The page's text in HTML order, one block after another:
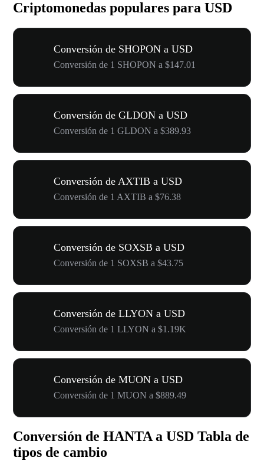
Criptomonedas populares para USD
Conversión de SHOPON a USD
Conversión de 1 SHOPON a $147.01
Conversión de GLDON a USD
Conversión de 1 GLDON a $389.93
Conversión de AXTIB a USD
Conversión de 1 AXTIB a $76.38
Conversión de SOXSB a USD
Conversión de 1 SOXSB a $43.75
Conversión de LLYON a USD
Conversión de 1 LLYON a $1.19K
Conversión de MUON a USD
Conversión de 1 MUON a $889.49
Conversión de HANTA a USD Tabla de
tipos de cambio